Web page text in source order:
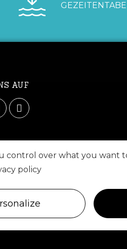
AUF
control over what you want
policy